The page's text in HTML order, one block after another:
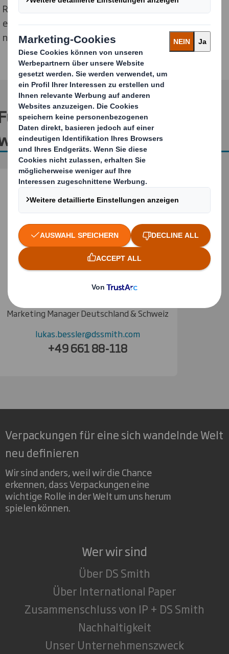
Ressourcen und ist einfach zu recyceln: Die aus einem
einzigen Material bestehende Verpackung lässt sich
nach der Verwendung umweltfreundlich entsorgen.
weitere Informationen
Sie sich bitte an
Lukas Beßler
Marketing Manager Deutschland & Schweiz
lukas.bessler@dssmith.com
+49 661 88-118
Verpackungen für eine sich wandelnde Welt
neu definieren
Wir sind anders, weil wir die Chance
erkennen, dass Verpackungen eine
wichtige Rolle in der Welt um uns herum
spielen können.
Wer wir sind
Über DS Smith
Über International Paper
Zusammenschluss von IP + DS Smith
Nachhaltigkeit
Unser Unternehmenszweck